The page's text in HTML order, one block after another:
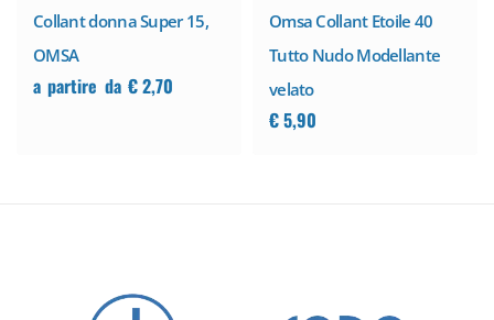
Collant donna Super 15,
OMSA
a partire da €2,70
Omsa Collant Etoile 40
Tutto Nudo Modellante
velato
€5,90